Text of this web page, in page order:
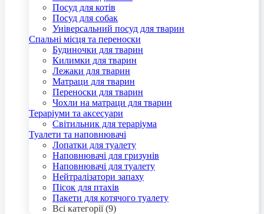
Посуд для котів
Посуд для собак
Універсальний посуд для тварин
Спальні місця та переноски
Будиночки для тварин
Килимки для тварин
Лежаки для тварин
Матраци для тварин
Переноски для тварин
Чохли на матраци для тварин
Тераріуми та аксесуари
Світильник для тераріума
Туалети та наповнювачі
Лопатки для туалету
Наповнювачі для гризунів
Наповнювачі для туалету
Нейтралізатори запаху
Пісок для птахів
Пакети для котячого туалету
Всі категорії (9)